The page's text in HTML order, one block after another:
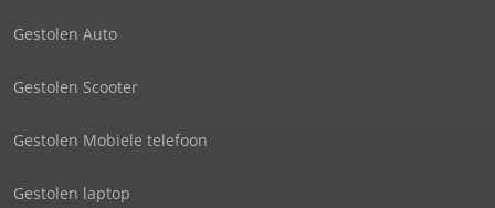
Gestolen Auto
Gestolen Scooter
Gestolen Mobiele telefoon
Gestolen laptop